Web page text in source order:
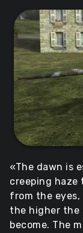
«The dawn is
creeping
from the
the higher the
become. The